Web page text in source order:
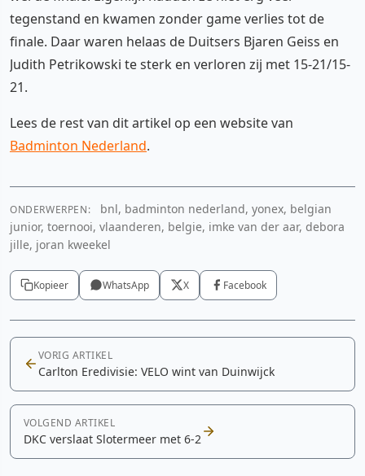
tegenstand en kwamen zonder game verlies tot de
finale. Daar waren helaas de Duitsers Bjaren Geiss en
Judith Petrikowski te sterk en verloren zij met 15-21/15-
21.
Lees de rest van dit artikel op een website van
Badminton Nederland.
ONDERWERPEN:
bnl, badminton nederland, yonex, belgian
junior, toernooi, vlaanderen, belgie, imke van der aar, debora
jille, joran kweekel
Kopieer WhatsApp X Facebook
VORIG ARTIKEL
Carlton Eredivisie: VELO wint van Duinwijck
VOLGEND ARTIKEL
DKC verslaat Slotermeer met 6-2